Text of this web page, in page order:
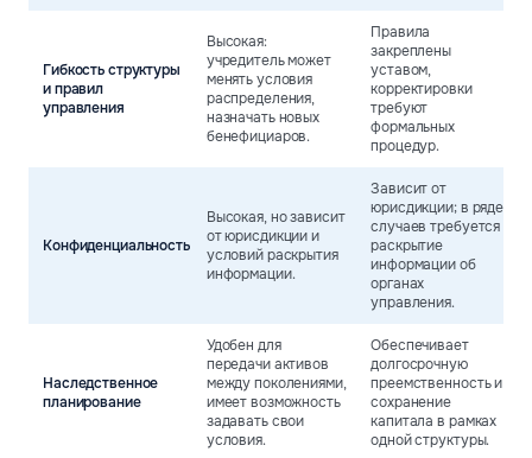
Гибкость структуры
и правил
управления
Высокая:
учредитель может
менять условия
распределения,
назначать новых
бенефициаров.
Правила
закреплены
уставом,
корректировки
требуют
формальных
процедур.
Конфиденциальность
Высокая, но зависит
от юрисдикции и
условий раскрытия
информации.
Зависит от
юрисдикции; в ряде
случаев требуется
раскрытие
информации об
органах
управления.
Наследственное
планирование
Удобен для
передачи активов
между поколениями,
имеет возможность
задавать свои
условия.
Обеспечивает
долгосрочную
преемственность и
сохранение
капитала в рамках
одной структуры.